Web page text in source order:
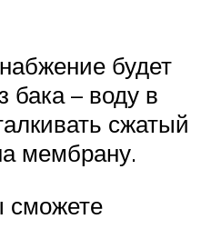
будет
бака – воду в
сжатый
мембрану.
сможете